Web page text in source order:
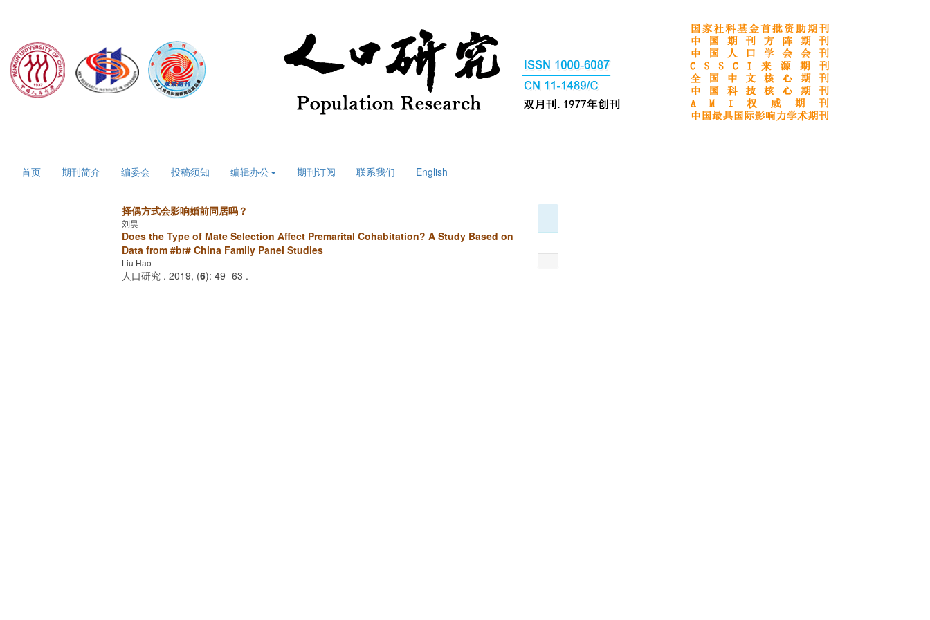
首页 期刊简介 编委会 投稿须知 编辑办公 期刊订阅 联系我们 English
择偶方式会影响婚前同居吗？
刘昊
Does the Type of Mate Selection Affect Premarital Cohabitation? A Study Based on
Data from #br# China Family Panel Studies
Liu Hao
人口研究 . 2019, (6): 49 -63 .